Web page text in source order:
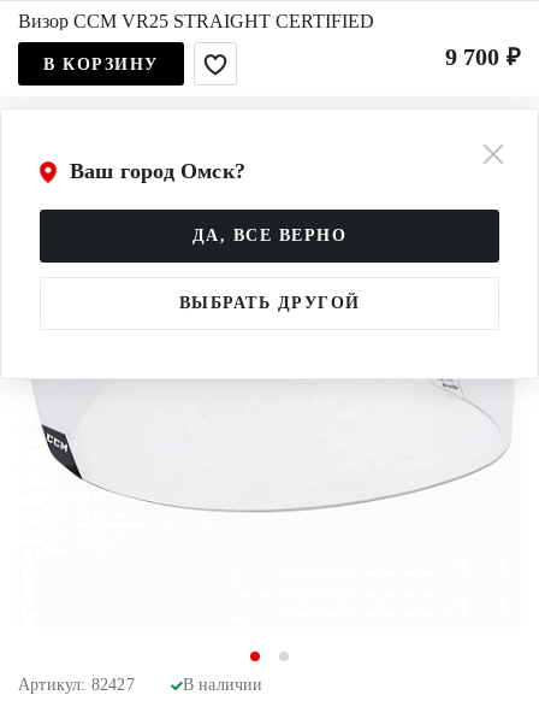
Ваш город Омск?
ДА, ВСЕ ВЕРНО
ВЫБРАТЬ ДРУГОЙ
Артикул: 82427 В наличии
Визор CCM VR25 STRAIGHT CERTIFIED
9 700 ₽
В КОРЗИНУ